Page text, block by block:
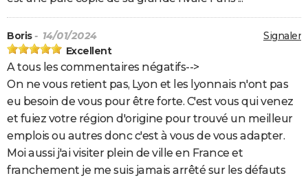
Signaler
Boris- 14/01/2024
Excellent
A tous les commentaires négatifs-->
On ne vous retient pas, Lyon et les lyonnais n'ont pas
eu besoin de vous pour être forte. C'est vous qui venez
et fuiez votre région d'origine pour trouvé un meilleur
emplois ou autres donc c'est à vous de vous adapter.
Moi aussi j'ai visiter plein de ville en France et
franchement je me suis jamais arrêté sur les défauts